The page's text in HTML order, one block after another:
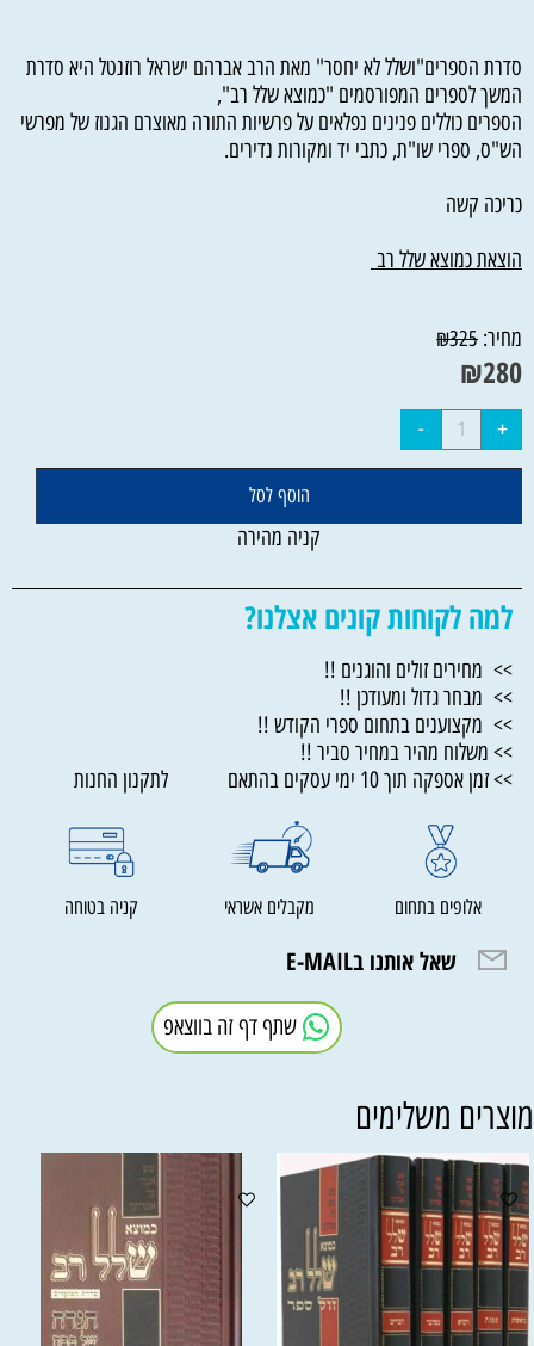
סדרת הספרים"ושלל לא יחסר" מאת הרב אברהם ישראל רוזנטל היא סדרת
המשך לספרים המפורסמים "כמוצא שלל רב",
הספרים כוללים פנינים נפלאים על פרשיות התורה מאוצרם הגנוז של מפרשי
הש"ס, ספרי שו"ת, כתבי יד ומקורות נדירים.
כריכה קשה
הוצאת כמוצא שלל רב
מחיר: ₪325
₪280
הוסף לסל
קניה מהירה
למה לקוחות קונים אצלנו?
>> מחירים זולים והוגנים !!
>> מבחר גדול ומעודכן !!
>> מקצוענים בתחום ספרי הקודש !!
>> משלוח מהיר במחיר סביר !!
>> זמן אספקה תוך 10 ימי עסקים בהתאם לתקנון החנות
אלופים בתחום מקבלים אשראי קניה בטוחה
שאל אותנו בE-MAIL
שתף דף זה בווצאפ
משלימים